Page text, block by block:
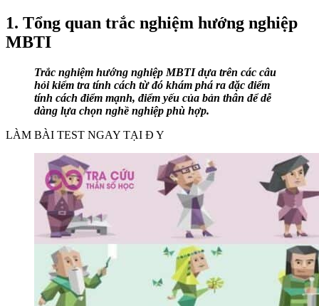
1. Tổng quan trắc nghiệm hướng nghiệp
MBTI
Trắc nghiệm hướng nghiệp MBTI dựa trên các câu
hỏi kiểm tra tính cách từ đó khám phá ra đặc điểm
tính cách điểm mạnh, điểm yếu của bản thân để dễ
dàng lựa chọn nghề nghiệp phù hợp.
LÀM BÀI TEST NGAY TẠI Đ Y